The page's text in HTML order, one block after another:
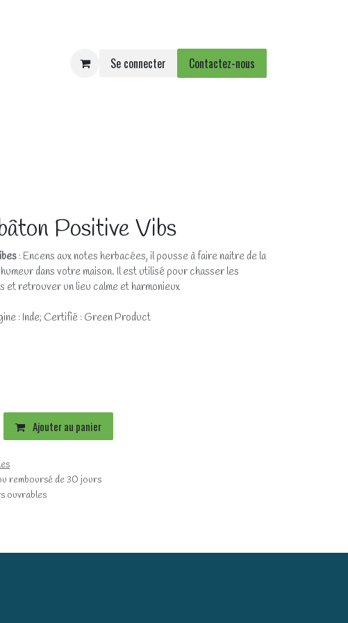
Se connecter Contactez-nous
Positive Vibs
: Encens aux notes herbacées, il pousse à faire naitre de la
dans votre maison. Il est utilisé pour chasser les
et retrouver un lieu calme et harmonieux
: Inde; Certifié : Green Product
Ajouter au panier
remboursé de 30 jours
ouvrables